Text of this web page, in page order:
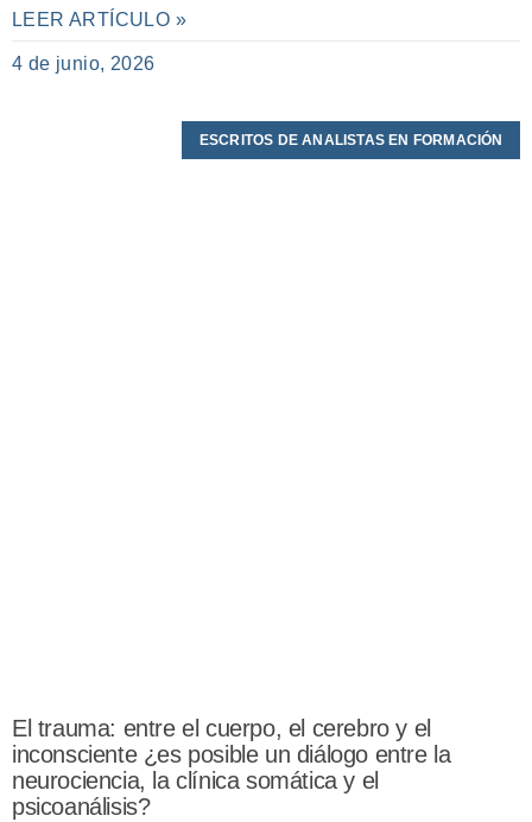
LEER ARTÍCULO »
4 de junio, 2026
ESCRITOS DE ANALISTAS EN FORMACIÓN
El trauma: entre el cuerpo, el cerebro y el
inconsciente ¿es posible un diálogo entre la
neurociencia, la clínica somática y el
psicoanálisis?